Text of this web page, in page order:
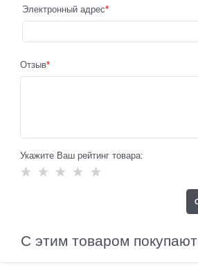
Электронный адрес
Отзыв
Укажите Ваш рейтинг товара:
С этим товаром покупают